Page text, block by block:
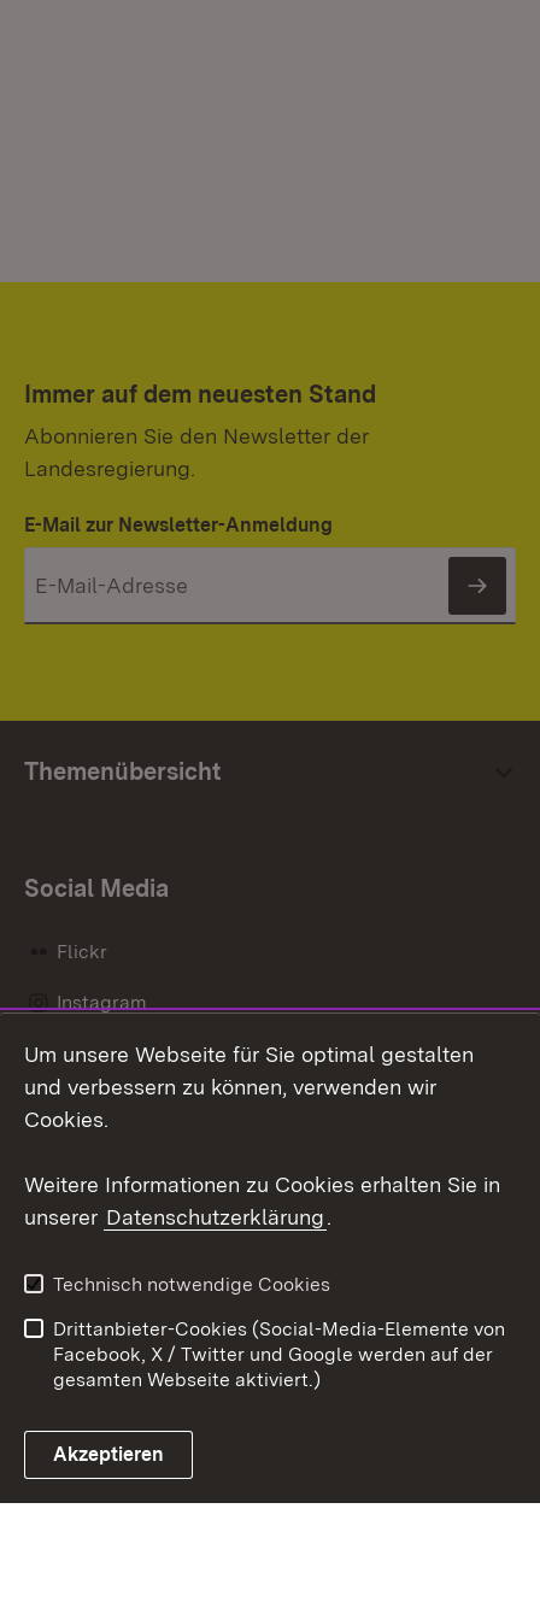
Immer auf dem neuesten Stand
Abonnieren Sie den Newsletter der
Landesregierung.
E-Mail zur Newsletter-Anmeldung
Themenübersicht
Social Media
Flickr
Instagram
Social Wall
Link zum Landesportal
Barrierefreiheit
Benutzungshinweise
Impressum
Cookies
Um unsere Webseite für Sie optimal gestalten
und verbessern zu können, verwenden wir
Cookies.
Weitere Informationen zu Cookies erhalten Sie in
unserer Datenschutzerklärung.
Technisch notwendige Cookies
Drittanbieter-Cookies (Social-Media-Elemente von
Facebook, X / Twitter und Google werden auf der
gesamten Webseite aktiviert.)
Akzeptieren